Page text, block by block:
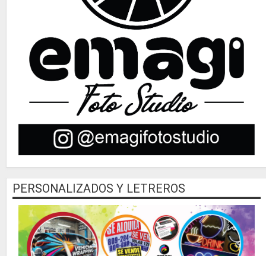
PERSONALIZADOS Y LETREROS